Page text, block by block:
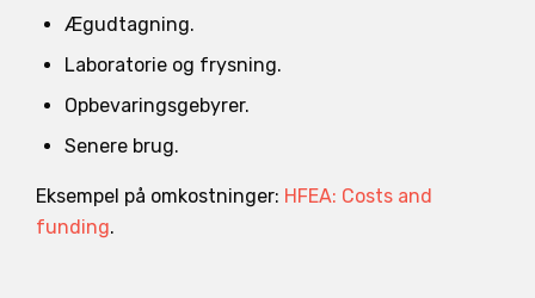
Ægudtagning.
Laboratorie og frysning.
Opbevaringsgebyrer.
Senere brug.
Eksempel på omkostninger: HFEA: Costs and
funding.